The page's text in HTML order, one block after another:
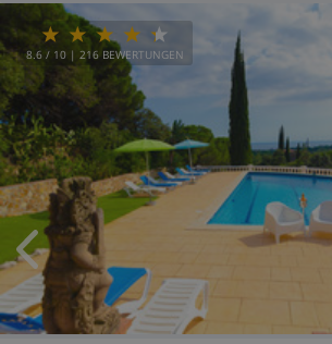
8.6 / 10 | 216 BEWERTUNGEN